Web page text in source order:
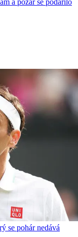
se pohár nedává